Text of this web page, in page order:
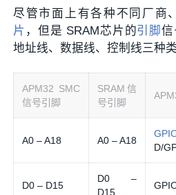
尽管市面上有各种不同厂商
片 ，但是 SRAM芯片的引脚信
地址线、数据线、控制线三种类
APM32 SMC
信号引脚
SRAM信
号引脚
A0 – A18 A0 – A18
D/
D0 – D15
D0 –
D15